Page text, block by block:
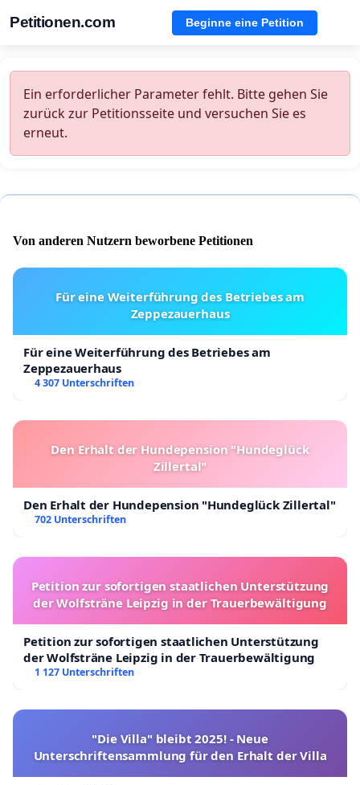
Petitionen.com Beginne eine Petition
Ein erforderlicher Parameter fehlt. Bitte gehen Sie
zurück zur Petitionsseite und versuchen Sie es
erneut.
Von anderen Nutzern beworbene Petitionen
Für eine Weiterführung des Betriebes am
Zeppezauerhaus
Für eine Weiterführung des Betriebes am
Zeppezauerhaus
4 307 Unterschriften
Den Erhalt der Hundepension "Hundeglück
Zillertal"
Den Erhalt der Hundepension "Hundeglück Zillertal"
702 Unterschriften
Petition zur sofortigen staatlichen Unterstützung
der Wolfsträne Leipzig in der Trauerbewältigung
Petition zur sofortigen staatlichen Unterstützung
der Wolfsträne Leipzig in der Trauerbewältigung
1 127 Unterschriften
"Die Villa" bleibt 2025! - Neue
Unterschriftensammlung für den Erhalt der Villa